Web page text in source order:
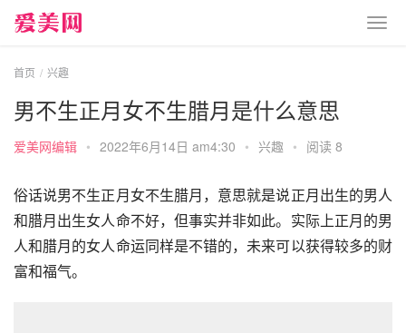
首页 兴趣
男不生正月女不生腊月是什么意思
爱美网编辑 • 2022年6月14日 am4:30 • 兴趣 • 阅读 8
俗话说男不生正月女不生腊月，意思就是说正月出生的男人
和腊月出生女人命不好，但事实并非如此。实际上正月的男
人和腊月的女人命运同样是不错的，未来可以获得较多的财
富和福气。